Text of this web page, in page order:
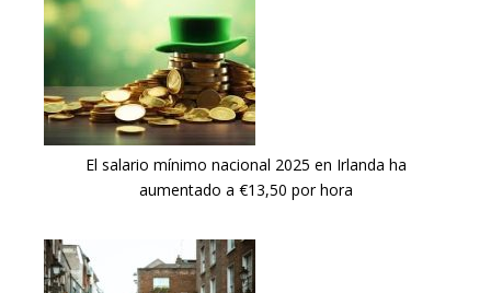
El salario mínimo nacional 2025 en Irlanda ha
aumentado a €13,50 por hora